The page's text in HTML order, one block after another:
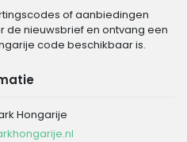
of aanbiedingen
de nieuwsbrief en ontvang een
code beschikbaar is.
Hongarije